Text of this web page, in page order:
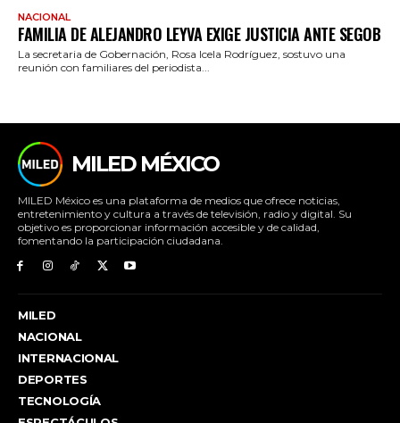
NACIONAL
FAMILIA DE ALEJANDRO LEYVA EXIGE JUSTICIA ANTE SEGOB
La secretaria de Gobernación, Rosa Icela Rodríguez, sostuvo una
reunión con familiares del periodista...
MILED MÉXICO
MILED México es una plataforma de medios que ofrece noticias,
entretenimiento y cultura a través de televisión, radio y digital. Su
objetivo es proporcionar información accesible y de calidad,
fomentando la participación ciudadana.
MILED
NACIONAL
INTERNACIONAL
DEPORTES
TECNOLOGÍA